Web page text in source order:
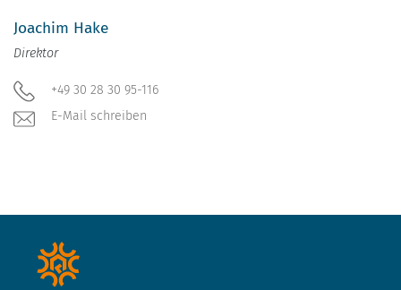
Joachim Hake
Direktor
+49 30 28 30 95-116
E-Mail schreiben